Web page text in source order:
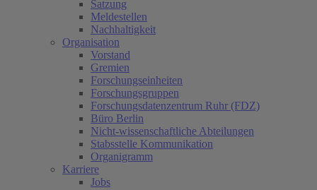
Satzung
Meldestellen
Nachhaltigkeit
Organisation
Vorstand
Gremien
Forschungseinheiten
Forschungsgruppen
Forschungsdatenzentrum Ruhr (FDZ)
Büro Berlin
Nicht-wissenschaftliche Abteilungen
Stabsstelle Kommunikation
Organigramm
Karriere
Jobs